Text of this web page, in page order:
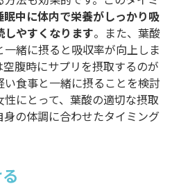
眠中に体内で栄養がしっかり吸
やすくなります。また、葉酸
緒に摂ると吸収率が向上しま
腹時にサプリを摂取するのが
食事と一緒に摂ることを検討
にとって、葉酸の適切な摂取
の体調に合わせたタイミング